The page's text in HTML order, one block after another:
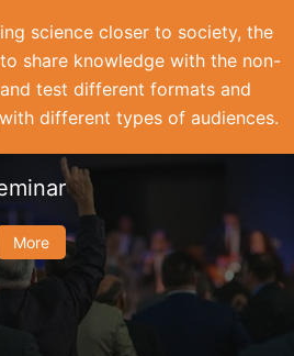
science closer to society, the
share knowledge with the non-
test different formats and
different types of audiences.
More